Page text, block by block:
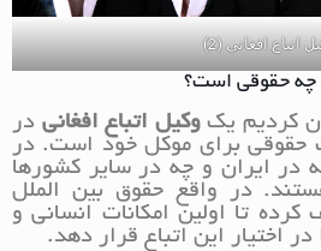
اتباع افغانی (2)
چه حقوقی است؟
کردیم یکوکیل اتباع افغانی در
حقوقی برای موکل خود است. در
در ایران و چه در سایر کشورها
در واقع حقوق بین الملل
تا اولین امکانات انسانی و
اختیار این اتباع قرار دهد.